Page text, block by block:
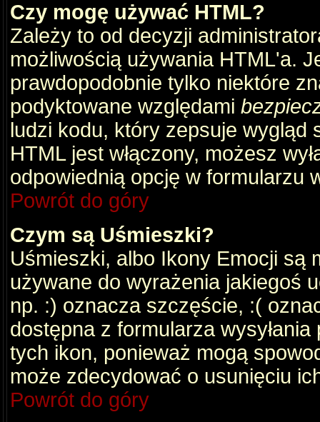
Czy mogę używać HTML?
Zależy to od decyzji
możliwością używania HTML'a.
prawdopodobnie tylko niektóre
podyktowane względami
ludzi kodu, który zepsuje wygląd
HTML jest włączony, możesz
odpowiednią opcję w formularzu
Powrót do góry
Czym są Uśmieszki?
Uśmieszki, albo Ikony Emocji są
używane do wyrażenia jakiegoś
np. :) oznacza szczęście, :(
dostępna z formularza
tych ikon, ponieważ mogą
może zdecydować o usunięciu
Powrót do góry